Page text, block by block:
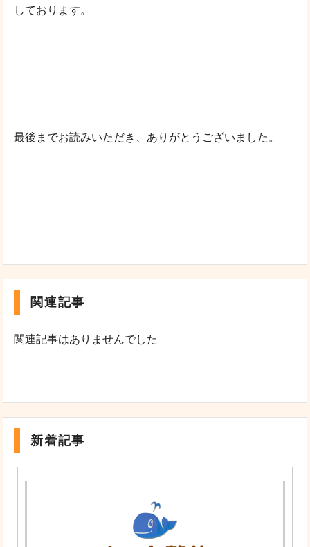
しております。
最後までお読みいただき、ありがとうございました。
関連記事
関連記事はありませんでした
新着記事